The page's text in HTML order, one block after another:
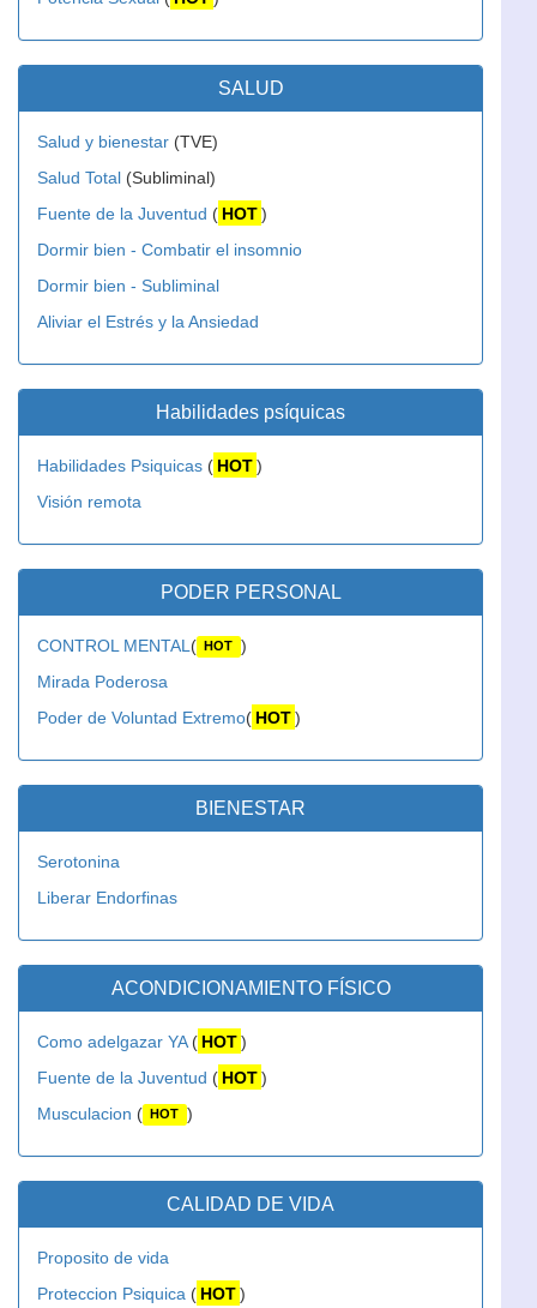
SALUD
Salud y bienestar (TVE)
Salud Total (Subliminal)
Fuente de la Juventud ( HOT )
Dormir bien - Combatir el insomnio
Dormir bien - Subliminal
Aliviar el Estrés y la Ansiedad
Habilidades psíquicas
Habilidades Psiquicas ( HOT )
Visión remota
PODER PERSONAL
CONTROL MENTAL ( HOT )
Mirada Poderosa
Poder de Voluntad Extremo( HOT )
BIENESTAR
Serotonina
Liberar Endorfinas
ACONDICIONAMIENTO FÍSICO
Como adelgazar YA( HOT )
Fuente de la Juventud ( HOT )
Musculacion ( HOT )
CALIDAD DE VIDA
Proposito de vida
Proteccion Psiquica ( HOT )